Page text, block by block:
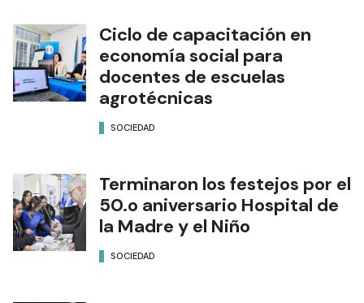
Ciclo de capacitación en
economía social para
docentes de escuelas
agrotécnicas
SOCIEDAD
Terminaron los festejos por el
50.o aniversario Hospital de
la Madre y el Niño
SOCIEDAD